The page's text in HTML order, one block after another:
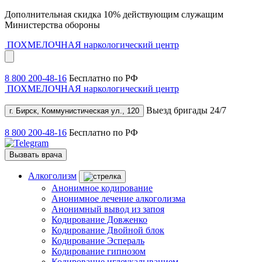
Дополнительная скидка 10% действующим служащим
Министерства обороны
ПОХМЕЛОЧНАЯ наркологический центр
8 800 200-48-16 Бесплатно по РФ
ПОХМЕЛОЧНАЯ наркологический центр
г. Бирск, Коммунистическая ул., 120 Выезд бригады 24/7
8 800 200-48-16 Бесплатно по РФ
Вызвать врача
Алкоголизм
Анонимное кодирование
Анонимное лечение алкоголизма
Анонимный вывод из запоя
Кодирование Довженко
Кодирование Двойной блок
Кодирование Эспераль
Кодирование гипнозом